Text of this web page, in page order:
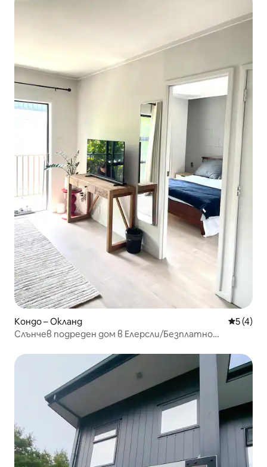
Кондо – Окланд Средна
5 (4)
Слънчев подреден дом в Елерсли/Безплатно